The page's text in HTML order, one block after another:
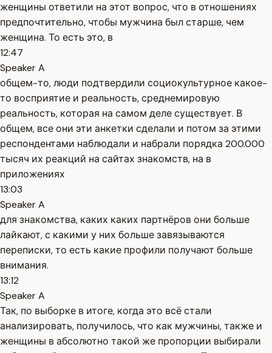
женщины ответили на этот вопрос, что в отношениях
предпочтительно, чтобы мужчина был старше, чем
женщина. То есть это, в
12:47
Speaker A
общем-то, люди подтвердили социокультурное какое-
то восприятие и реальность, среднемировую
реальность, которая на самом деле существует. В
общем, все они эти анкетки сделали и потом за этими
респондентами наблюдали и набрали порядка 200.000
тысяч их реакций на сайтах знакомств, на в
приложениях
13:03
Speaker A
для знакомства, каких каких партнёров они больше
лайкают, с какими у них больше завязываются
переписки, то есть какие профили получают больше
внимания.
13:12
Speaker A
Так, по выборке в итоге, когда это всё стали
анализировать, получилось, что как мужчины, также и
женщины в абсолютно такой же пропорции выбирали